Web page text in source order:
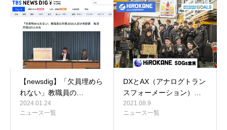
【newsdig】「欠員埋めら
れない」教職員の…
2024.01.24
ニュース一覧
DXとAX（アナログトラン
スフォーメーション）…
2021.08.9
ニュース一覧